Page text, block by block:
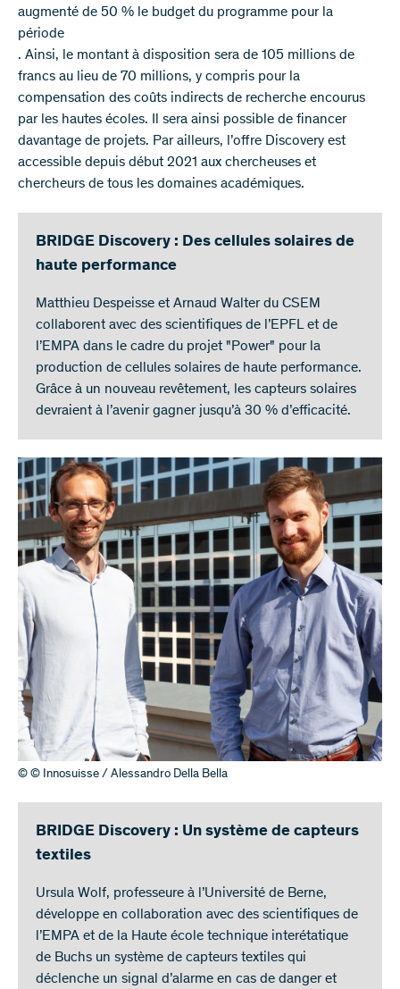
augmenté de 50 % le budget du programme pour la
période
. Ainsi, le montant à disposition sera de 105 millions de
francs au lieu de 70 millions, y compris pour la
compensation des coûts indirects de recherche encourus
par les hautes écoles. Il sera ainsi possible de financer
davantage de projets. Par ailleurs, l’offre Discovery est
accessible depuis début 2021 aux chercheuses et
chercheurs de tous les domaines académiques.
BRIDGE Discovery : Des cellules solaires de
haute performance
Matthieu Despeisse et Arnaud Walter du CSEM
collaborent avec des scientifiques de l’EPFL et de
l’EMPA dans le cadre du projet "Power" pour la
production de cellules solaires de haute performance.
Grâce à un nouveau revêtement, les capteurs solaires
devraient à l’avenir gagner jusqu’à 30 % d’efficacité.
© © Innosuisse / Alessandro Della Bella
BRIDGE Discovery : Un système de capteurs
textiles
Ursula Wolf, professeure à l’Université de Berne,
développe en collaboration avec des scientifiques de
l’EMPA et de la Haute école technique interétatique
de Buchs un système de capteurs textiles qui
déclenche un signal d’alarme en cas de danger et